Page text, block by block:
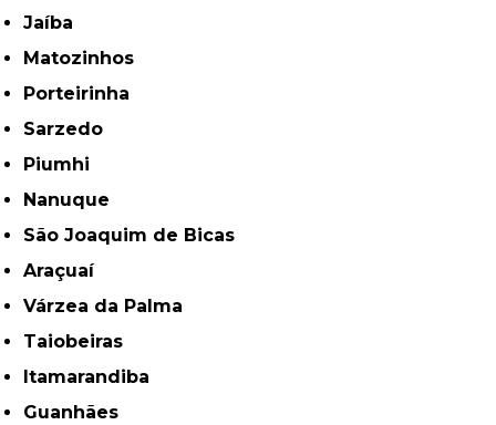
Jaíba
Matozinhos
Porteirinha
Sarzedo
Piumhi
Nanuque
São Joaquim de Bicas
Araçuaí
Várzea da Palma
Taiobeiras
Itamarandiba
Guanhães